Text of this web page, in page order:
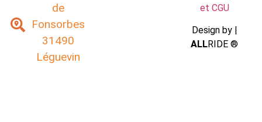
de
Fonsorbes
31490
Léguevin
et CGU
Design by |
ALLRIDE ®